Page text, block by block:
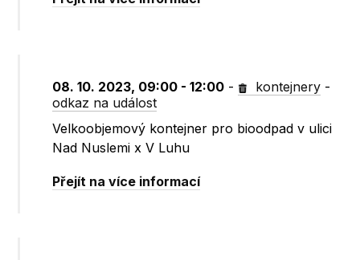
08. 10. 2023, 09:00 - 12:00 - kontejnery -
odkaz na událost
Velkoobjemový kontejner pro bioodpad v ulici
Nad Nuslemi x V Luhu
Přejít na více informací